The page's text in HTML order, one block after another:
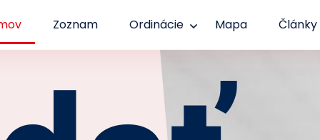
Zoznam Ordinácie Mapa Články